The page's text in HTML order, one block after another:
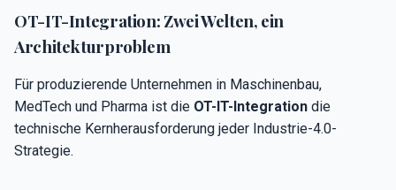
OT-IT-Integration: Zwei Welten, ein
Architekturproblem
Für produzierende Unternehmen in Maschinenbau,
MedTech und Pharma ist die OT-IT-Integration die
technische Kernherausforderung jeder Industrie-4.0-
Strategie.